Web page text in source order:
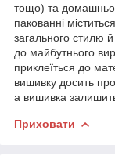
тощо) та
пакованні
загального стилю
до майбутнього
приклеїться до
вишивку досить
а вишивка
Приховати